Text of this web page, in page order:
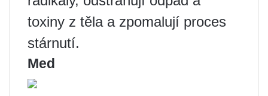
toxiny z těla a zpomalují proces
stárnutí.
Med